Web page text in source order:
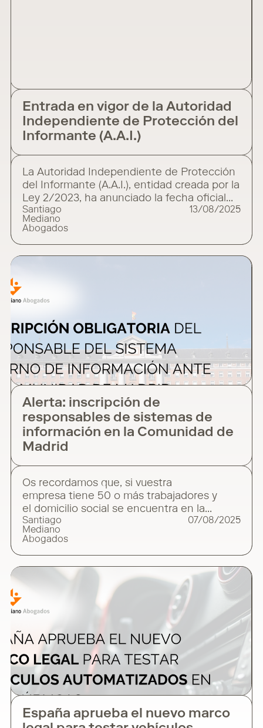
Entrada en vigor de la Autoridad
Independiente de Protección del
Informante (A.A.I.)
La Autoridad Independiente de Protección
del Informante (A.A.I.), entidad creada por la
Ley 2/2023, ha anunciado la fecha oficial
de inicio de su actividad: el 1 de septiembre
de 2025. ¿Qué significa esto para ti?
Santiago
Mediano
Abogados
13/08/2025
Alerta: inscripción de
responsables de sistemas de
información en la Comunidad de
Madrid
Os recordamos que, si vuestra
empresa tiene 50 o más trabajadores y
el domicilio social se encuentra en la
Comunidad de Madrid, es imprescindible
tener en cuenta lo siguiente: En
acuerdo con lo establecido por la Oficina
de Prevención y Lucha contra el Fraude de
Santiago
Mediano
Abogados
07/08/2025
España aprueba el nuevo marco